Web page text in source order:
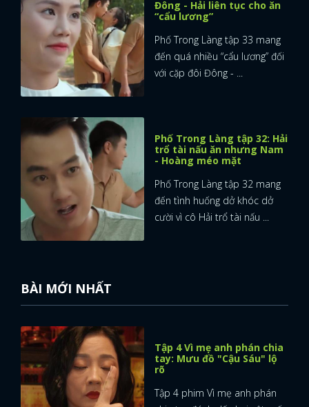
FACEBOOK GOOGLE
Đông - Hải liên tục cho ăn
“cẩu lương”
Phố Trong Làng tập 33 mang
đến quá nhiều “cẩu lương” đối
với cặp đôi Đông - ...
Phố Trong Làng tập 32: Hải
trổ tài nấu ăn nhưng Nam
- Hoàng méo mặt
Phố Trong Làng tập 32 mang
đến tình huống dở khóc dở
cười vì cô Hải trổ tài nấu ...
BÀI MỚI NHẤT
Tập 4 Vì mẹ anh phán chia
tay: Mưu đồ "Cậu Sáu" lộ
rõ
Tập 4 phim Vì mẹ anh phán